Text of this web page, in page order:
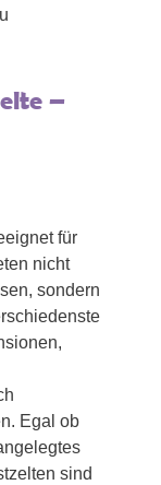
–
für
nicht
sondern
Egal ob
sind